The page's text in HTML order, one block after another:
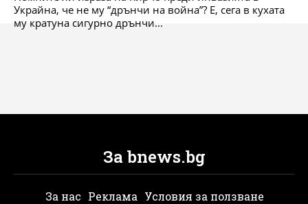
Украйна, че не му “дрънчи на война”? Е, сега в кухата
му кратуна сигурно дрънчи...
За bnews.bg
За нас Реклама Условия за ползване